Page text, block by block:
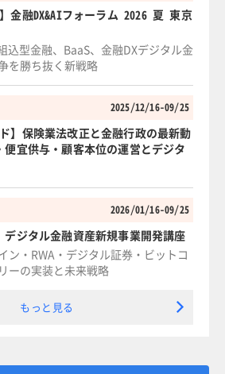
】金融DX&AIフォーラム 2026 夏 東京
込型金融、BaaS、金融DXデジタル金
を勝ち抜く新戦略
2025/12/16-09/25
ド】保険業法改正と金融行政の最新動
宜供与・顧客本位の運営とデジタ
2026/01/16-09/25
ジタル金融資産新規事業開発講座
ン・RWA・デジタル証券・ビットコ
ーの実装と未来戦略
もっと見る